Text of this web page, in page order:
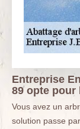
Entreprise
89 opte pour
Vous avez un
solution passe